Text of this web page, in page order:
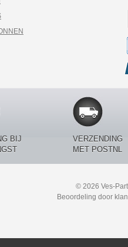
BIJ
VERZENDING
MET POSTNL
© 2026 Ves-
Beoordeling door